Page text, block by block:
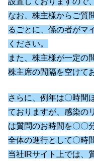
なお、株主様からご質
るごとに、係の者がマ
ください。
また、株主様が一定の
株主席の間隔を空けて
さらに、例年は〇時間
ておりますが、感染の
は質問のお時間を〇〇
全体の進行として〇時
当社IRサイト上では、